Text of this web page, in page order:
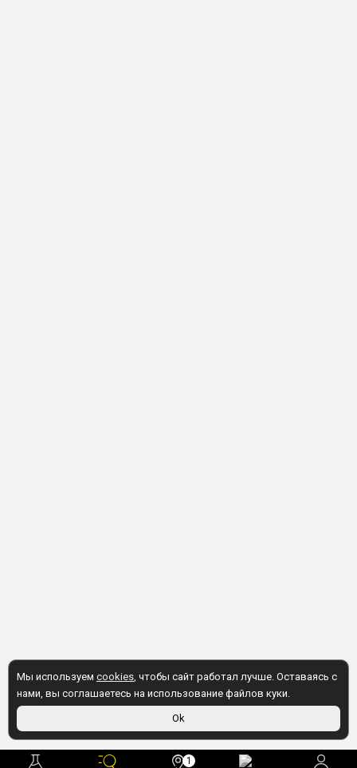
1
Мы используем cookies, чтобы сайт работал лучше. Оставаясь с
нами, вы соглашаетесь на использование файлов куки.
Ok